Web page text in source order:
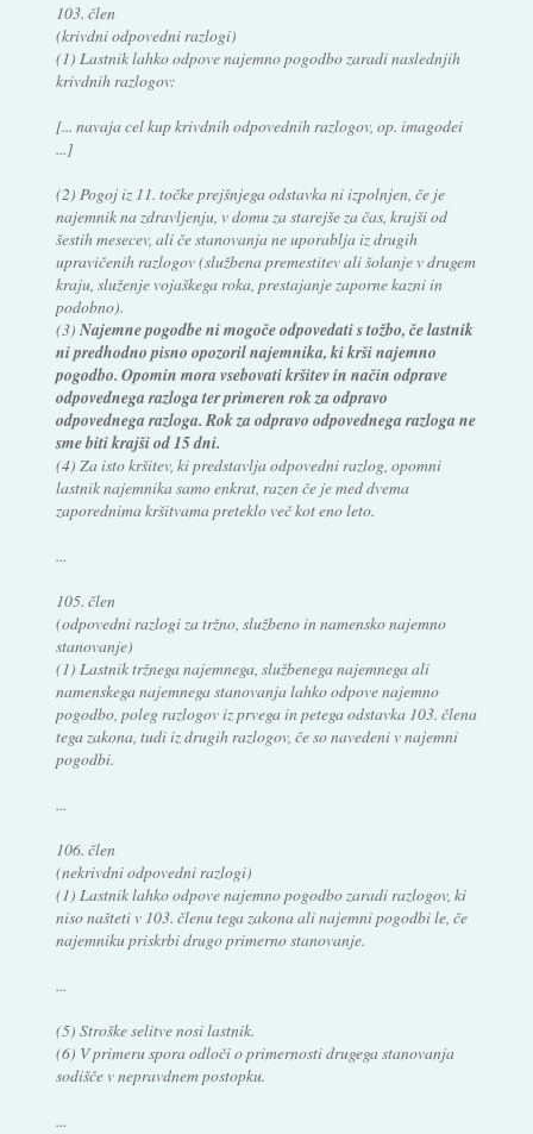
103. člen
(krivdni odpovedni razlogi)
(1) Lastnik lahko odpove najemno pogodbo zaradi naslednjih
krivdnih razlogov:
[... navaja cel kup krivdnih odpovednih razlogov, op. imagodei
...]
(2) Pogoj iz 11. točke prejšnjega odstavka ni izpolnjen, če je
najemnik na zdravljenju, v domu za starejše za čas, krajši od
šestih mesecev, ali če stanovanja ne uporablja iz drugih
upravičenih razlogov (službena premestitev ali šolanje v drugem
kraju, služenje vojaškega roka, prestajanje zaporne kazni in
podobno).
(3)Najemne pogodbe ni mogoče odpovedati s tožbo, če lastnik
ni predhodno pisno opozoril najemnika, ki krši najemno
pogodbo. Opomin mora vsebovati kršitev in način odprave
odpovednega razloga ter primeren rok za odpravo
odpovednega razloga. Rok za odpravo odpovednega razloga ne
sme biti krajši od 15 dni.
(4) Za isto kršitev, ki predstavlja odpovedni razlog, opomni
lastnik najemnika samo enkrat, razen če je med dvema
zaporednima kršitvama preteklo več kot eno leto.
...
105. člen
(odpovedni razlogi za tržno, službeno in namensko najemno
stanovanje)
(1) Lastnik tržnega najemnega, službenega najemnega ali
namenskega najemnega stanovanja lahko odpove najemno
pogodbo, poleg razlogov iz prvega in petega odstavka 103. člena
tega zakona, tudi iz drugih razlogov, če so navedeni v najemni
pogodbi.
...
106. člen
(nekrivdni odpovedni razlogi)
(1) Lastnik lahko odpove najemno pogodbo zaradi razlogov, ki
niso našteti v 103. členu tega zakona ali najemni pogodbi le, če
najemniku priskrbi drugo primerno stanovanje.
...
(5) Stroške selitve nosi lastnik.
(6) V primeru spora odloči o primernosti drugega stanovanja
sodišče v nepravdnem postopku.
...